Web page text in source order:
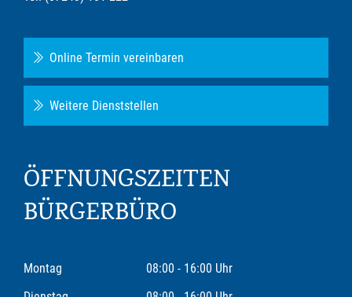
Online Termin vereinbaren
Weitere Dienststellen
ÖFFNUNGSZEITEN
BÜRGERBÜRO
Montag
08:00 - 16:00 Uhr